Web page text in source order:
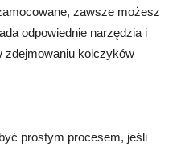
zawsze możesz
odpowiednie narzędzia i
zdejmowaniu kolczyków
prostym procesem, jeśli